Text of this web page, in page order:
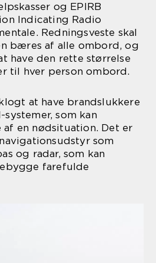
og EPIRB
Indicating Radio
Redningsveste skal
bæres af alle ombord, og
have den rette størrelse
til hver person ombord.
at have brandslukkere
som kan
en nødsituation. Det er
som
og radar, som kan
farefulde